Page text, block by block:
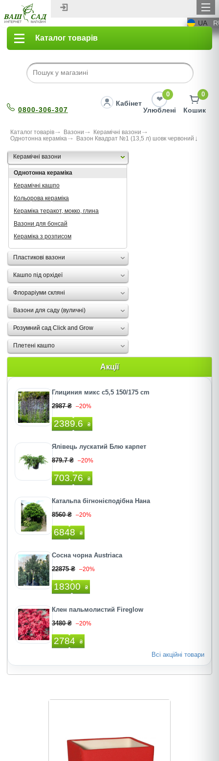
UA
Каталог товарів
0800-306-307
Кабінет
0
Улюблені
0
Кошик
Каталог товарів Вазони
Керамічні вазони
Однотонна кераміка
Вазон Квадрат №1 (13,5 л) шовк червоний
Керамічні вазони
Однотонна кераміка
Керамічні кашпо
Кольорова кераміка
Кераміка теракот, мокко, глина
Вазони для бонсай
Кераміка з розписом
Пластикові вазони
Кашпо під орхідеї
Флораріуми скляні
Вазони для саду (вуличні)
Розумний сад Click and Grow
Плетені кашпо
Акції
Глициния микс c5,5 150/175 cm
2987 ₴ –20%
2389.6 ₴
Ялівець лускатий Блю карпет
879.7 ₴ –20%
703.76 ₴
Катальпа бігнонієподібна Нана
8560 ₴ –20%
6848 ₴
Сосна чорна Austriaca
22875 ₴ –20%
18300 ₴
Клен пальмолистий Fireglow
3480 ₴ –20%
2784 ₴
Всі акційні товари